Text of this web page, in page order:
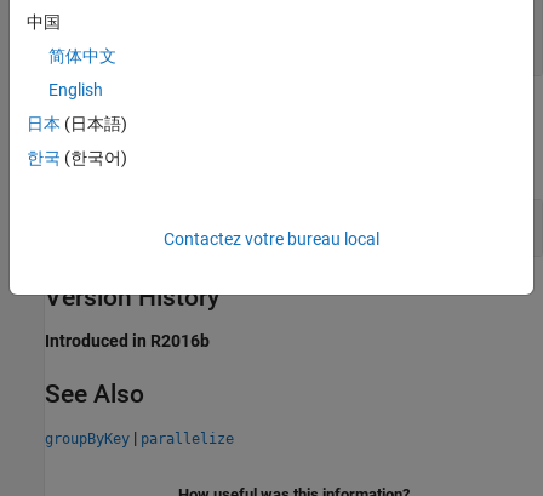
Examples
expand all
Version History
Introduced in R2016b
See Also
groupByKey | parallelize
中国
简体中文
English
日本 (日本語)
한국 (한국어)
Contactez votre bureau local